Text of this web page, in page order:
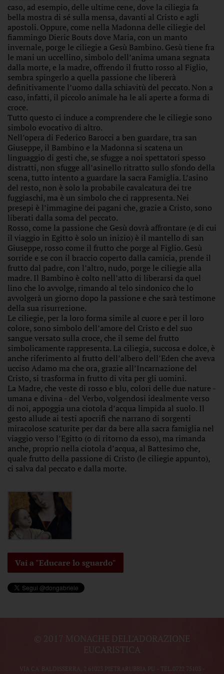
caso, ad esempio, delle ultime cene, dove la ciliegia fa
bella mostra di sé sulla mensa, davanti al Cristo e agli
apostoli. Oppure, come nella Madonna delle ciliegie del
fiammingo Dieric Bouts dove Maria, con un manto
invernale, porge le ciliegie a Gesù Bambino. Gesù tiene fra
le mani un uccellino, simbolo dell’anima umana segnata
dalla morte, e la madre, offrendo il frutto rosso al Figlio,
sembra spingerlo a quella passione che libererà
definitivamente l’uomo dalla schiavitù del peccato. Non a
caso, infatti, il piccolo animale ha le ali aperte a forma di
croce.
Tutto questo ci induce a comprendere che le ciliegie sono
simbolo evocativo di altro.
Nell’opera di Federico Barocci a ben guardare, tra san
Giuseppe, il Bambino e la Madonna si scatena un
linguaggio di gesti che, se sfugge a noi spettatori spesso
distratti, non sfugge all’asinello ritratto sullo sfondo della
scena, tutto intento a guardare la sacra Famiglia. L’asino
del resto, non è solo la probabile cavalcatura dei tre
fuggiaschi, ma è un simbolo che ci rappresenta. Nei
presepi è l’immagine dei pagani che, grazie a Cristo, sono
liberati dalla soma del peccato.
Rosso, come la passione che Gesù dovrà affrontare (e di cui
il viaggio in Egitto è solo un inizio) è il mantello di san
Giuseppe, rosso come il frutto che porge al Figlio. Gesù
sorride e se con il braccio coperto dalla camicia, prende il
frutto dal padre, con l’altro, nudo, porge le ciliegie alla
madre. Il Bambino è colto nell’atto di liberarsi da quel
lino che lo avvolge, rimando al telo sindonico che lo
avvolgerà un giorno dopo la passione e che sarà testimone
della sua risurrezione.
Le ciliegie, per la loro forma simile al cuore e per il loro
colore, sono simbolo dell’amore del Cristo e del suo
sangue versato sulla croce, che il seme del frutto
simbolicamente rappresenta. La ciliegia, succosa e dolce, è
anche riferimento al frutto dell’albero dell’Eden che aveva
ucciso Adamo ma che ora, grazie all’Incarnazione del
Cristo, si trasforma in frutto di vita per gli uomini.
La Madre, che veste di rosso e blu, colori delle due nature -
umana e divina - del Verbo, volgendosi idealmente verso
di noi, appoggia una ciotola d’acqua limpida al suolo. Il
gesto allude ai testi apocrifi che narrano di sorgenti
miracolose scaturite per dar da bere alla sacra famiglia nel
viaggio verso l’Egitto (o di ritorno da esso), ma rimanda
anche, proprio nella ciotola d’acqua, al Battesimo che,
quale frutto della passione di Cristo (le ciliegie appunto),
ci salva dal peccato e dalla morte.
Vai a "Educare lo sguardo"
© 2017 MONACHE DELL'ADORAZIONE
EUCARISTICA
VIA CA' BALDISSERRA, 2 61023 PIETRARUBBIA PU - TEL. 0722 75103 -